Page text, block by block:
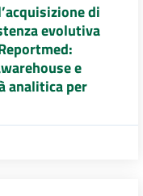
di
evolutiva
e
analitica per